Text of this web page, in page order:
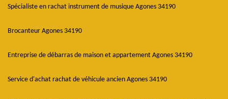
Spécialiste en rachat instrument de musique Agones 34190
Brocanteur Agones 34190
Entreprise de débarras de maison et appartement Agones 34190
Service d'achat rachat de véhicule ancien Agones 34190